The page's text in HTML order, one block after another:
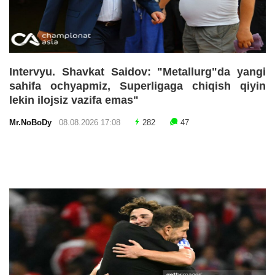
Intervyu. Shavkat Saidov: "Metallurg"da yangi
sahifa ochyapmiz, Superligaga chiqish qiyin
lekin ilojsiz vazifa emas"
Mr.NoBoDy 08.08.2026 17:08 282 47